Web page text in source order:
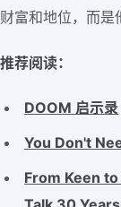
财富和地位，而是
推荐阅读：
DOOM 启示录
You Don't
From Keen